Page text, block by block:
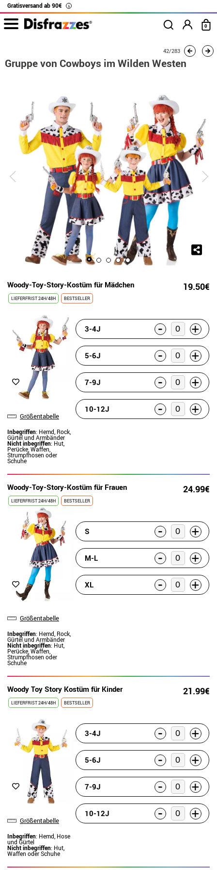
Gratisversand ab 90€ i
0
Gruppe von
42/283
Gruppe von Cowboys im Wilden Westen
Woody-Toy-Story-Kostüm für Mädchen 19.50€
LIEFERFRIST 24H/48H BESTSELLER
Größentabelle
Inbegriffen: Hemd, Rock,
Gürtel und Armbänder
Nicht inbegriffen: Hut,
Perücke, Waffen,
Strumpfhosen oder
Schuhe
3-4J - +
5-6J - +
7-9J - +
10-12J - +
Woody-Toy-Story-Kostüm für Frauen 24.99€
LIEFERFRIST 24H/48H BESTSELLER
Größentabelle
Inbegriffen: Hemd, Rock,
Gürtel und Armbänder
Nicht inbegriffen: Hut,
Perücke, Waffen,
Strumpfhosen oder
Schuhe
S - +
M-L - +
XL - +
Woody Toy Story Kostüm für Kinder 21.99€
LIEFERFRIST 24H/48H BESTSELLER
Größentabelle
Inbegriffen: Hemd, Hose
und Gürtel
Nicht inbegriffen: Hut,
Waffen oder Schuhe
3-4J - +
5-6J - +
7-9J - +
10-12J - +